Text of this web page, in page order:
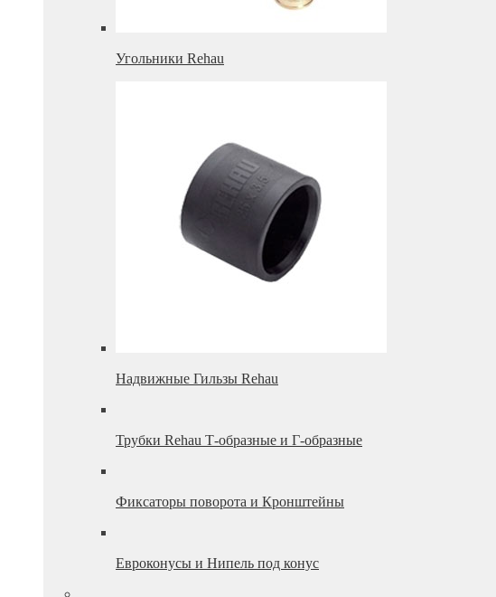
Угольники Rehau
Надвижные Гильзы Rehau
Трубки Rehau Т-образные и Г-образные
Фиксаторы поворота и Кронштейны
Евроконусы и Нипель под конус